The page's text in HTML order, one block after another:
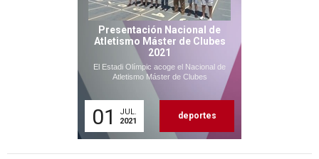
Presentación Nacional de
Atletismo Máster de Clubes
2021
El Estadi Olímpic acoge el Nacional de
Atletismo Máster de Clubes
01
JUL.
2021
deportes